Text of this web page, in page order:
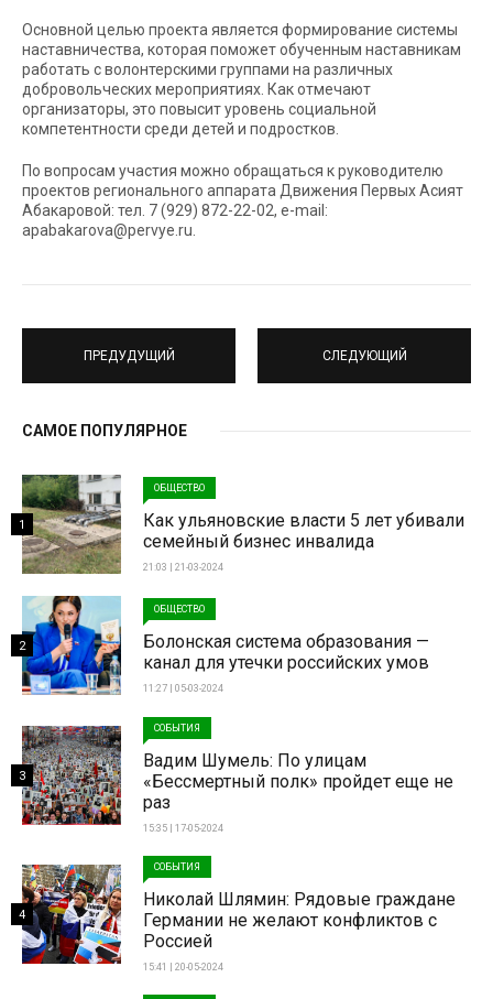
Основной целью проекта является формирование системы
наставничества, которая поможет обученным наставникам
работать с волонтерскими группами на различных
добровольческих мероприятиях. Как отмечают
организаторы, это повысит уровень социальной
компетентности среди детей и подростков.
По вопросам участия можно обращаться к руководителю
проектов регионального аппарата Движения Первых Асият
Абакаровой: тел. 7 (929) 872-22-02, e-mail:
apabakarova@pervye.ru.
ПРЕДУДУЩИЙ СЛЕДУЮЩИЙ
САМОЕ ПОПУЛЯРНОЕ
ОБЩЕСТВО
Как ульяновские власти 5 лет убивали
семейный бизнес инвалида
21:03 | 21-03-2024
1
ОБЩЕСТВО
Болонская система образования —
канал для утечки российских умов
11:27 | 05-03-2024
2
СОБЫТИЯ
Вадим Шумель: По улицам
«Бессмертный полк» пройдет еще не
раз
15:35 | 17-05-2024
3
СОБЫТИЯ
Николай Шлямин: Рядовые граждане
Германии не желают конфликтов с
Россией
15:41 | 20-05-2024
4